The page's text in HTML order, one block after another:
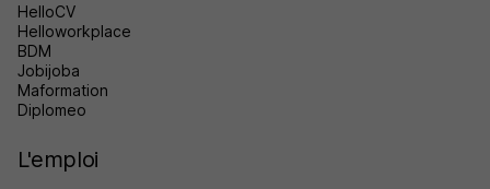
HelloCV
Helloworkplace
BDM
Jobijoba
Maformation
Diplomeo
L'emploi